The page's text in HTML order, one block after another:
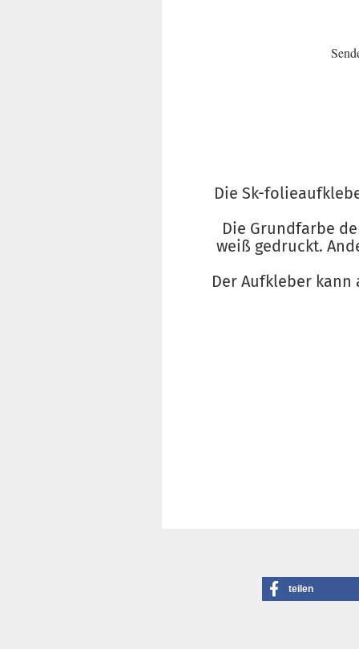
Die Sk-
Die Grundfarbe
weiß gedruckt.
Der Aufkleber
teilen